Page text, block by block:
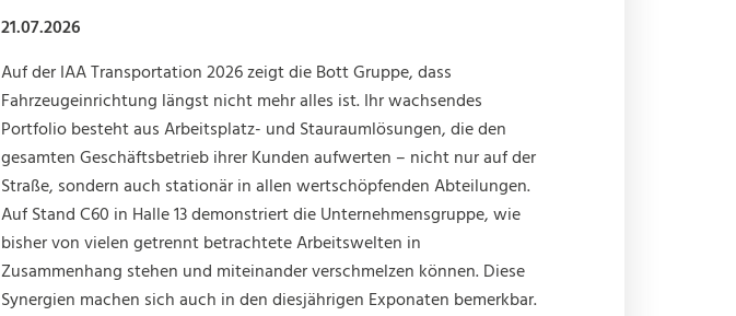
21.07.2026
Auf der IAA Transportation 2026 zeigt die Bott Gruppe, dass
Fahrzeugeinrichtung längst nicht mehr alles ist. Ihr wachsendes
Portfolio besteht aus Arbeitsplatz- und Stauraumlösungen, die den
gesamten Geschäftsbetrieb ihrer Kunden aufwerten – nicht nur auf der
Straße, sondern auch stationär in allen wertschöpfenden Abteilungen.
Auf Stand C60 in Halle 13 demonstriert die Unternehmensgruppe, wie
bisher von vielen getrennt betrachtete Arbeitswelten in
Zusammenhang stehen und miteinander verschmelzen können. Diese
Synergien machen sich auch in den diesjährigen Exponaten bemerkbar.